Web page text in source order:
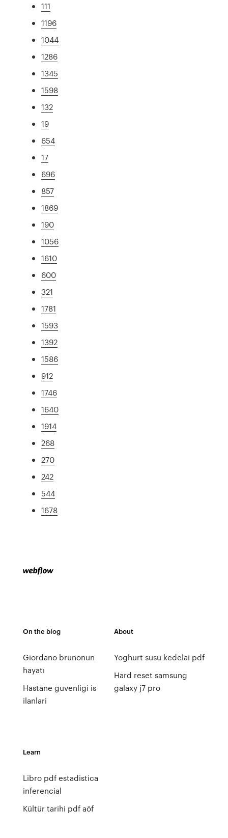
111
1196
1044
1286
1345
1598
132
19
654
17
696
857
1869
190
1056
1610
600
321
1781
1593
1392
1586
912
1746
1640
1914
268
270
242
544
1678
On the blog
Giordano brunonun
hayatı
Hastane guvenligi is
ilanlari
About
Yoghurt susu kedelai pdf
Hard reset samsung
galaxy j7 pro
Learn
Libro pdf estadistica
inferencial
Kültür tarihi pdf aöf